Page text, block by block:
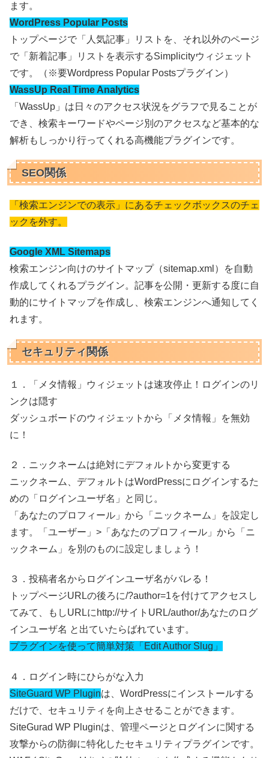
ます。
WordPress Popular Posts
トップページで「人気記事」リストを、それ以外のページ
で「新着記事」リストを表示するSimplicityウィジェット
です。（※要Wordpress Popular Postsプラグイン）
WassUp Real Time Analytics
「WassUp」は日々のアクセス状況をグラフで見ることが
でき、検索キーワードやページ別のアクセスなど基本的な
解析もしっかり行ってくれる高機能プラグインです。
SEO関係
「検索エンジンでの表示」にあるチェックボックスのチェ
ックを外す。
Google XML Sitemaps
検索エンジン向けのサイトマップ（sitemap.xml）を自動
作成してくれるプラグイン。記事を公開・更新する度に自
動的にサイトマップを作成し、検索エンジンへ通知してく
れます。
セキュリティ関係
１．「メタ情報」ウィジェットは速攻停止！ログインのリ
ンクは隠す
ダッシュボードのウィジェットから「メタ情報」を無効
に！
２．ニックネームは絶対にデフォルトから変更する
ニックネーム、デフォルトはWordPressにログインするた
めの「ログインユーザ名」と同じ。
「あなたのプロフィール」から「ニックネーム」を設定し
ます。
「ユーザー」>「あなたのプロフィール」から「ニ
ックネーム」を別のものに設定しましょう！
３．投稿者名からログインユーザ名がバレる！
トップページURLの後ろに/?author=1を付けてアクセスし
てみて、もしURLにhttp://サイトURL/author/あなたのログ
インユーザ名 と出ていたらばれています。
プラグインを使って簡単対策「Edit Author Slug」
４．ログイン時にひらがな入力
SiteGuard WP Pluginは、WordPressにインストールする
だけで、セキュリティを向上させることができます。
SiteGurad WP Pluginは、管理ページとログインに関する
攻撃からの防御に特化したセキュリティプラグインです。